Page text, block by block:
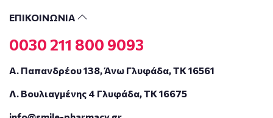
ΕΠΙΚΟΙΝΩΝΙΑ
0030 211 800 9093
Α. Παπανδρέου 138, Άνω Γλυφάδα, ΤΚ 16561
Λ. Βουλιαγμένης 4 Γλυφάδα, ΤΚ 16675